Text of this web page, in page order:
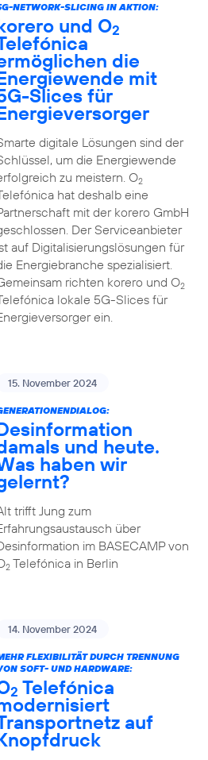
NETWORK-SLICING IN AKTION:
und O2
die
mit
Slices für
digitale Lösungen sind der
um die Energiewende
zu meistern. O2
hat deshalb eine
mit der korero GmbH
Der Serviceanbieter
auf Digitalisierungslösungen für
Energiebranche spezialisiert.
richten korero und O2
lokale 5G-Slices für
ein.
15. November 2024
und heute.
haben wir
trifft Jung zum
über
im BASECAMP von
2Telefónica in Berlin
14. November 2024
FLEXIBILITÄT DURCH TRENNUNG
SOFT- UND HARDWARE:
2 Telefónica
auf